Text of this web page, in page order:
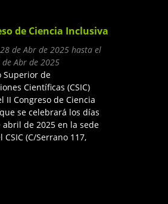
de Ciencia Inclusiva
de Abr de 2025 hasta el
Abr de 2025
Superior de
Científicas (CSIC)
II Congreso de Ciencia
se celebrará los días
abril de 2025 en la sede
(C/Serrano 117,